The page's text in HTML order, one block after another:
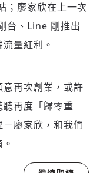
；廖家欣在上一次
台、Line 剛推出
量紅利。
再次創業，或許
再度「歸零重
廖家欣，和我們